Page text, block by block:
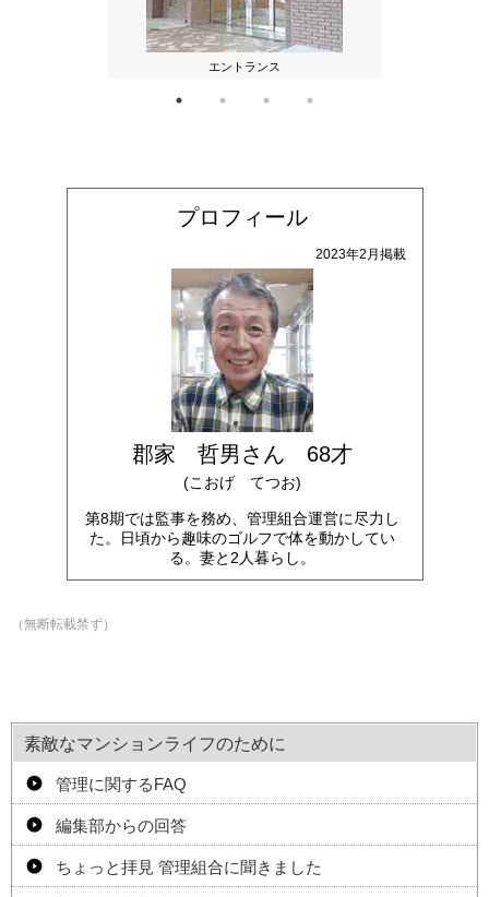
エントランス
プロフィール
2023年2月掲載
郡家 哲男さん 68才
(こおげ てつお)
第8期では監事を務め、管理組合運営に尽力し
た。日頃から趣味のゴルフで体を動かしてい
る。妻と2人暮らし。
（無断転載禁ず）
素敵なマンションライフのために
管理に関するFAQ
編集部からの回答
ちょっと拝見 管理組合に聞きました